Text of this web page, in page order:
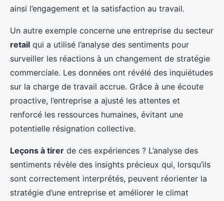
ainsi l’engagement et la satisfaction au travail.
Un autre exemple concerne une entreprise du secteur
retail qui a utilisé l’analyse des sentiments pour
surveiller les réactions à un changement de stratégie
commerciale. Les données ont révélé des inquiétudes
sur la charge de travail accrue. Grâce à une écoute
proactive, l’entreprise a ajusté les attentes et
renforcé les ressources humaines, évitant une
potentielle résignation collective.
Leçons à tirer de ces expériences ? L’analyse des
sentiments révèle des insights précieux qui, lorsqu’ils
sont correctement interprétés, peuvent réorienter la
stratégie d’une entreprise et améliorer le climat